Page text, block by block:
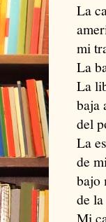
La
mi
La
La
baja
del
La
de
bajo
de
Mi